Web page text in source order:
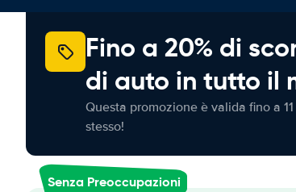
Fino a 20% di
di auto in tutto il
Questa promozione è valida fino a
stesso!
Senza Preoccupazioni